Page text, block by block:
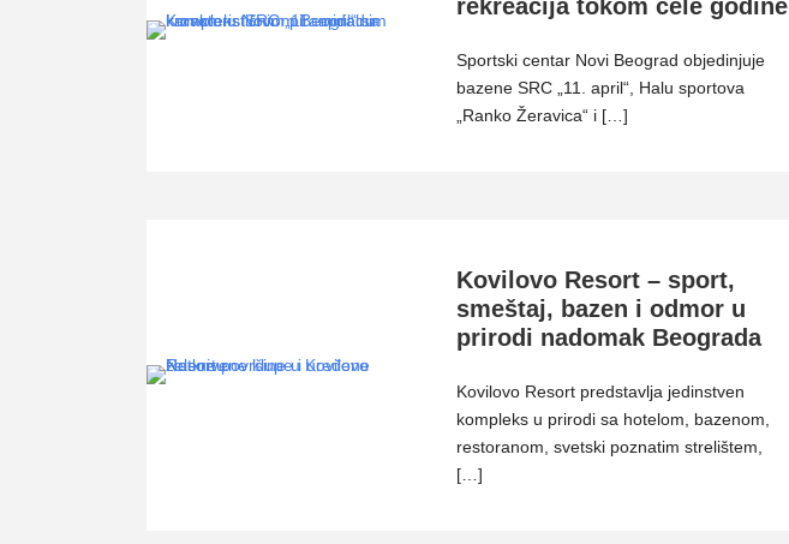
rekreacija tokom cele godine
Sportski centar Novi Beograd objedinjuje
bazene SRC „11. april“, Halu sportova
„Ranko Žeravica“ i […]
Kovilovo Resort – sport,
smeštaj, bazen i odmor u
prirodi nadomak Beograda
Kovilovo Resort predstavlja jedinstven
kompleks u prirodi sa hotelom, bazenom,
restoranom, svetski poznatim strelištem,
[…]